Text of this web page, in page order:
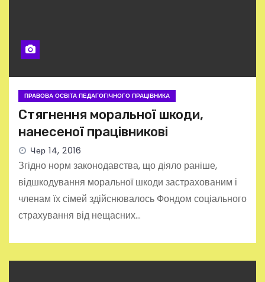
ПРАВОВА ОСВІТА ПЕДАГОГІЧНОГО ПРАЦІВНИКА
Стягнення моральної шкоди,
нанесеної працівникові
Чер 14, 2016
Згідно норм законодавства, що діяло раніше,
відшкодування моральної шкоди застрахованим і
членам їх сімей здійснювалось Фондом соціального
страхування від нещасних…